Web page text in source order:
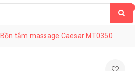
Bồn tắm massage Caesar MT0350